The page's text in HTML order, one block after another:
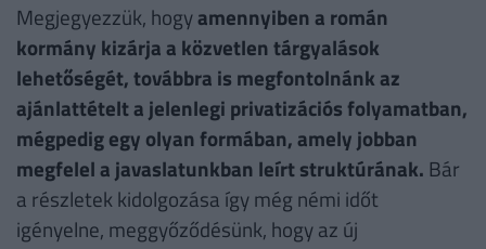
Megjegyezzük, hogyamennyiben a román
kormány kizárja a közvetlen tárgyalások
lehetőségét, továbbra is megfontolnánk az
ajánlattételt a jelenlegi privatizációs folyamatban,
mégpedig egy olyan formában, amely jobban
megfelel a javaslatunkban leírt struktúrának. Bár
a részletek kidolgozása így még némi időt
igényelne, meggyőződésünk, hogy az új